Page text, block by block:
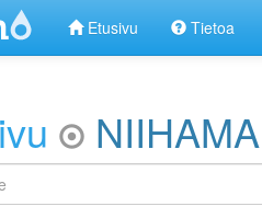
Etusivu Tietoa
NIIHAMA